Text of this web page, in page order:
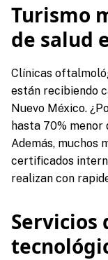
Turismo
de salud
Clínicas
están recibiendo
Nuevo México.
hasta 70% menor
Además, muchos
certificados
realizan con
Servicios